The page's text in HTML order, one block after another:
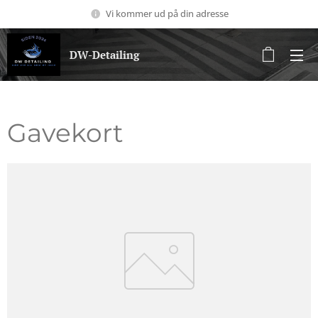
Vi kommer ud på din adresse
DW-Detailing
Gavekort